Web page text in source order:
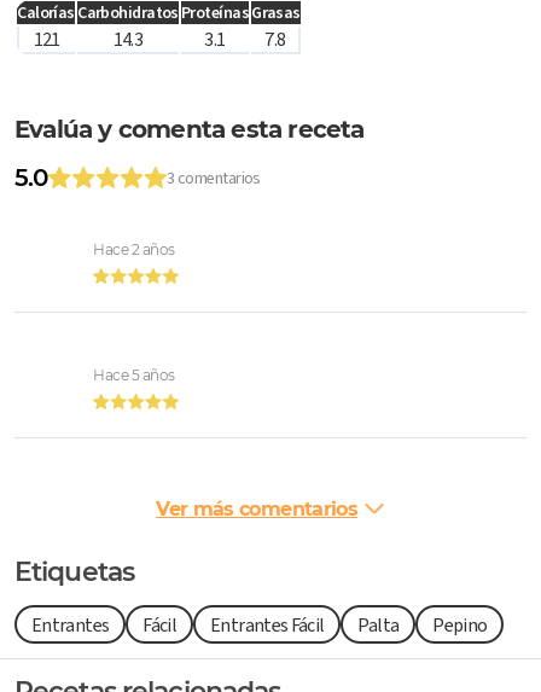
Calorías Carbohidratos ProteínasGrasas
121 14.3 3.1 7.8
Evalúa y comenta esta receta
5.0
3 comentarios
Hace 2 años
Hace 5 años
Ver más comentarios
Etiquetas
Entrantes Fácil Entrantes Fácil Palta Pepino